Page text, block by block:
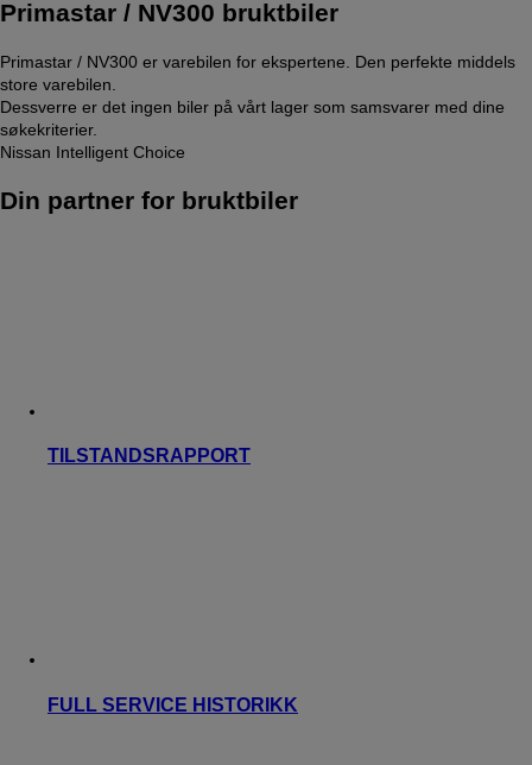
Primastar / NV300 bruktbiler
Primastar / NV300 er varebilen for ekspertene. Den perfekte middels
store varebilen.
Dessverre er det ingen biler på vårt lager som samsvarer med dine
søkekriterier.
Nissan Intelligent Choice
Din partner for bruktbiler
TILSTANDSRAPPORT
FULL SERVICE HISTORIKK